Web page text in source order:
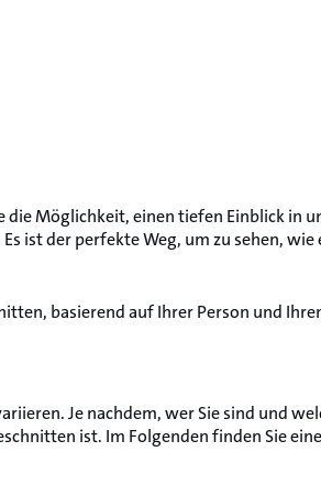
die Möglichkeit, einen tiefen Einblick in
ist der perfekte Weg, um zu sehen,
basierend auf Ihrer Person und
Je nachdem, wer Sie sind und
ist. Im Folgenden finden Sie